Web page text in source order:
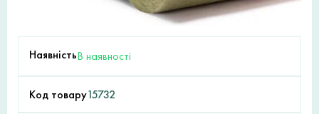
НаявністьВ наявності
Код товару15732